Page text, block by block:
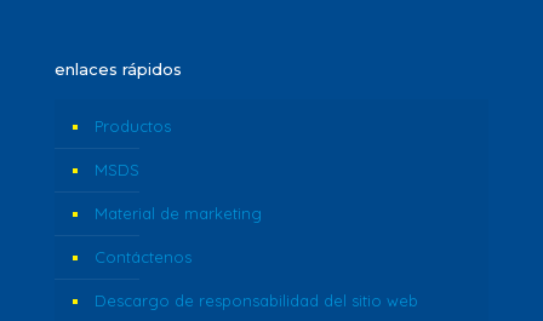
enlaces rápidos
Productos
MSDS
Material de marketing
Contáctenos
Descargo de responsabilidad del sitio web